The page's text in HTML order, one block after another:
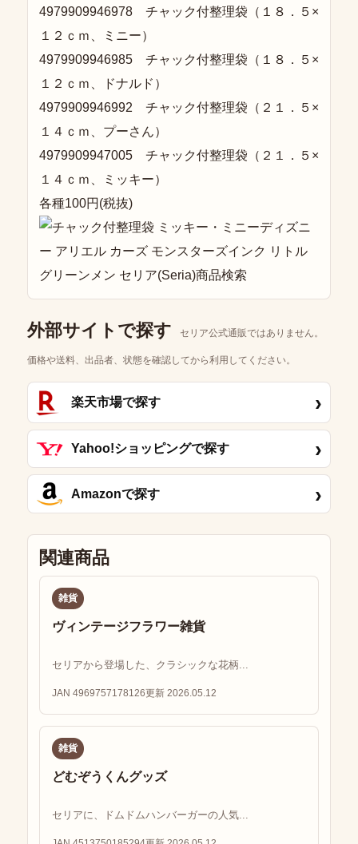
4979909946978 チャック付整理袋（１８．５×
１２ｃｍ、ミニー）
4979909946985 チャック付整理袋（１８．５×
１２ｃｍ、ドナルド）
4979909946992 チャック付整理袋（２１．５×
１４ｃｍ、プーさん）
4979909947005 チャック付整理袋（２１．５×
１４ｃｍ、ミッキー）
各種100円(税抜)
外部サイトで探す セリア公式通販ではありません。
価格や送料、出品者、状態を確認してから利用してください。
楽天市場で探す ›
Yahoo!ショッピングで探す ›
Amazonで探す ›
関連商品
雑貨
ヴィンテージフラワー雑貨
セリアから登場した、クラシックな花柄...
JAN 4969757178126更新 2026.05.12
雑貨
どむぞうくんグッズ
セリアに、ドムドムハンバーガーの人気...